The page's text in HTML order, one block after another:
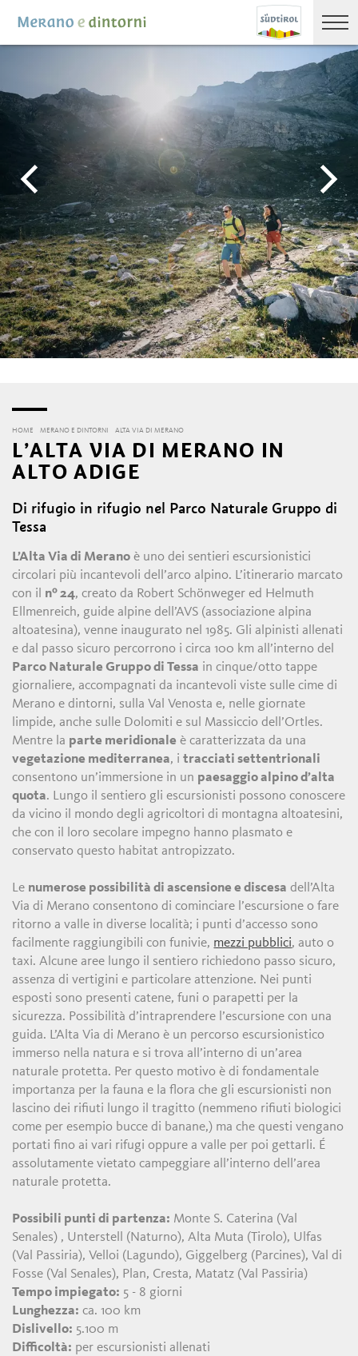
HOME MERANO E DINTORNI ALTA VIA DI MERANO
L’ALTA VIA DI MERANO IN
ALTO ADIGE
Di rifugio in rifugio nel Parco Naturale Gruppo di
Tessa
L’Alta Via di Merano è uno dei sentieri escursionistici
circolari più incantevoli dell’arco alpino. L’itinerario marcato
con il nº 24, creato da Robert Schönweger ed Helmuth
Ellmenreich, guide alpine dell’AVS (associazione alpina
altoatesina), venne inaugurato nel 1985. Gli alpinisti allenati
e dal passo sicuro percorrono i circa 100 km all’interno del
Parco Naturale Gruppo di Tessa in cinque/otto tappe
giornaliere, accompagnati da incantevoli viste sulle cime di
Merano e dintorni, sulla Val Venosta e, nelle giornate
limpide, anche sulle Dolomiti e sul Massiccio dell’Ortles.
Mentre la parte meridionale è caratterizzata da una
vegetazione mediterranea, itracciati settentrionali
consentono un’immersione in un paesaggio alpino d’alta
quota. Lungo il sentiero gli escursionisti possono conoscere
da vicino il mondo degli agricoltori di montagna altoatesini,
che con il loro secolare impegno hanno plasmato e
conservato questo habitat antropizzato.
Le numerose possibilità di ascensione e discesa dell’Alta
Via di Merano consentono di cominciare l’escursione o fare
ritorno a valle in diverse località; i punti d’accesso sono
facilmente raggiungibili con funivie, mezzi pubblici, auto o
taxi. Alcune aree lungo il sentiero richiedono passo sicuro,
assenza di vertigini e particolare attenzione. Nei punti
esposti sono presenti catene, funi o parapetti per la
sicurezza. Possibilità d’intraprendere l’escursione con una
guida. L’Alta Via di Merano è un percorso escursionistico
immerso nella natura e si trova all’interno di un’area
naturale protetta. Per questo motivo è di fondamentale
importanza per la fauna e la flora che gli escursionisti non
lascino dei rifiuti lungo il tragitto (nemmeno rifiuti biologici
come per esempio bucce di banane,) ma che questi vengano
portati fino ai vari rifugi oppure a valle per poi gettarli. É
assolutamente vietato campeggiare all’interno dell’area
naturale protetta.
Possibili punti di partenza: Monte S. Caterina (Val
Senales) , Unterstell (Naturno), Alta Muta (Tirolo), Ulfas
(Val Passiria), Velloi (Lagundo), Giggelberg (Parcines), Val di
Fosse (Val Senales), Plan, Cresta, Matatz (Val Passiria)
Tempo impiegato: 5 - 8 giorni
Lunghezza: ca. 100 km
Dislivello: 5.100 m
Difficoltà: per escursionisti allenati